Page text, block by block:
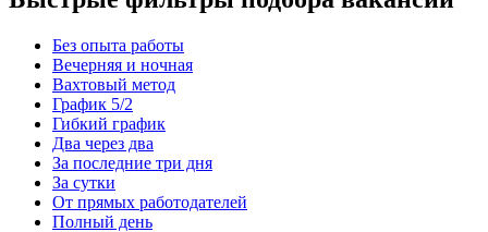
Без опыта работы
Вечерняя и ночная
Вахтовый метод
График 5/2
Гибкий график
Два через два
За последние три дня
За сутки
От прямых работодателей
Полный день